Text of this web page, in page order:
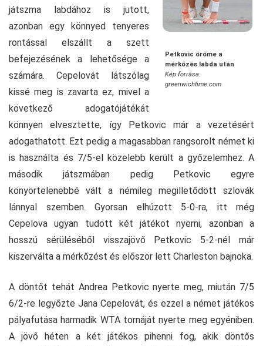
Petkovic öröme a
mérkőzés labda után
Kép forrása:
greenwichtime.com
játszma labdához is jutott,
azonban egy könnyed tenyeres
rontással elszállt a szett
befejezésének a lehetősége a
számára. Cepelovát látszólag
kissé meg is zavarta ez, mivel a
következő adogatójátékát
könnyen elvesztette, így Petkovic már a vezetésért
adogathatott. Ezt pedig a magasabban rangsorolt német ki
is használta és 7/5-el közelebb került a győzelemhez. A
második játszmában pedig Petkovic egyre
könyörtelenebbé vált a némileg megilletődött szlovák
lánnyal szemben. Gyorsan elhúzott 5-0-ra, itt még
Cepelova ugyan tudott két játékot nyerni, azonban a
hosszú sérüléséből visszajövő Petkovic 5-2-nél már
kiszerválta a mérkőzést és először lett Charleston bajnoka.
A döntőt tehát Andrea Petkovic nyerte meg, miután 7/5
6/2-re legyőzte Jana Cepelovát, és ezzel a német játékos
pályafutása harmadik WTA tornáját nyerte meg egyéniben.
A jövő héten a két játékos pihenni fog, akik döntős